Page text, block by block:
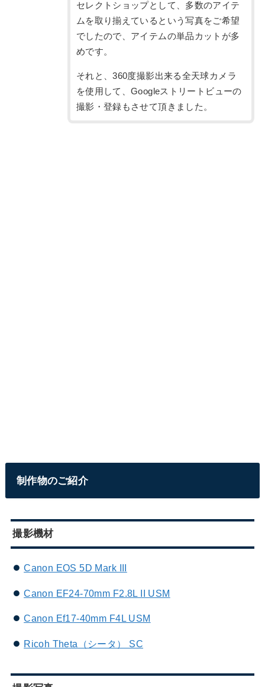
セレクトショップとして、多数のアイテ
ムを取り揃えているという写真をご希望
でしたので、アイテムの単品カットが多
めです。
それと、360度撮影出来る全天球カメラ
を使用して、Googleストリートビューの
撮影・登録もさせて頂きました。
制作物のご紹介
撮影機材
Canon EOS 5D Mark III
Canon EF24-70mm F2.8L II USM
Canon Ef17-40mm F4L USM
Ricoh Theta（シータ） SC